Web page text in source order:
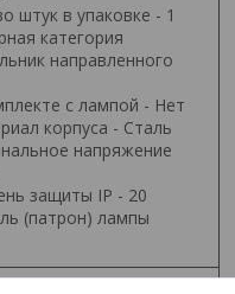
штук в упаковке - 1
категория
направленного
с лампой - Нет
корпуса - Сталь
напряжение
защиты IP - 20
(патрон) лампы